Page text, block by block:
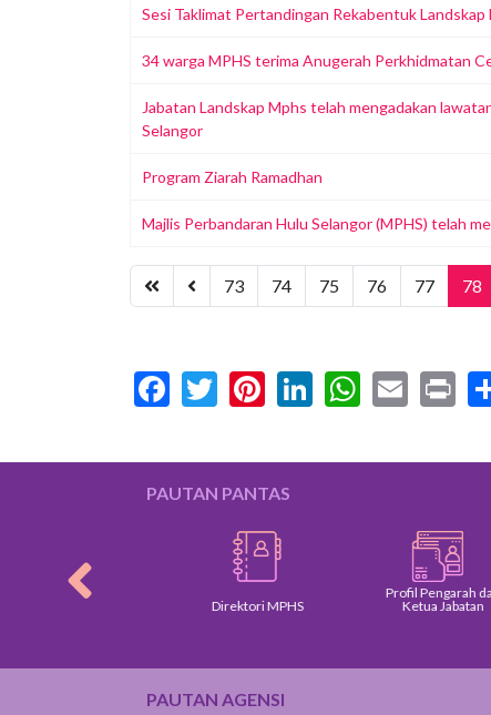
Sesi Taklimat Pertandingan Rekabentuk
34 warga MPHS terima Anugerah Perkhidmatan
Jabatan Landskap Mphs telah mengadakan
Selangor
Program Ziarah Ramadhan
Majlis Perbandaran Hulu Selangor (MPHS) telah
73 74 75 76 77 78
Facebook
Twitter
Pinterest
LinkedIn
PAUTAN PANTAS
Direktori MPHS
Profil Pengarah dan
Ketua Jabatan
PAUTAN AGENSI